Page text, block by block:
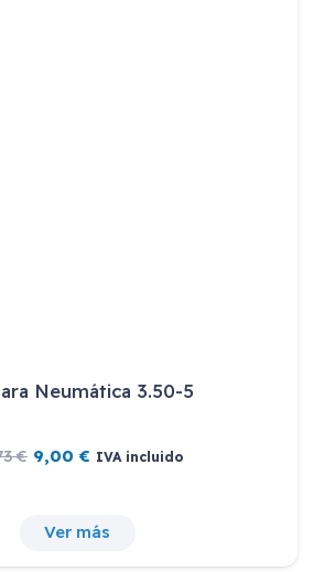
Neumática 3.50-5
€ El
precio
15,73 €.
9,00€ El
9,00 €.
IVA incluido
Ver más